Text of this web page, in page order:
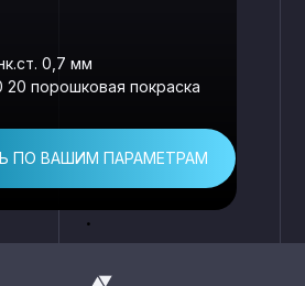
ПО ВАШИМ ПАРАМЕТРАМ
0,7 мм
20 порошковая покраска
.
Материал: оц.ст.